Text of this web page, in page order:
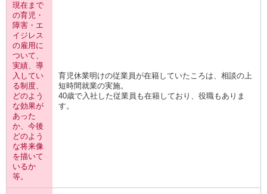
現在まで
の育児・
障害・エ
イジレス
の雇用に
ついて、
実績、導
入してい
る制度、
どのよう
な効果が
あった
か、今後
どのよう
な将来像
を描いて
いるか
等。
育児休業明けの従業員が在籍していたころは、相談の上
短時間就業の実施。
40歳で入社した従業員も在籍しており、役職もありま
す。